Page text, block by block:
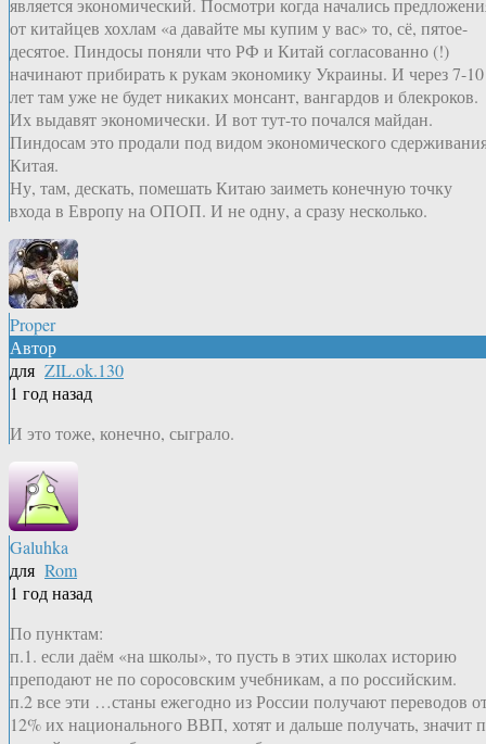
является экономический. Посмотри когда начались
от китайцев хохлам «а давайте мы купим у вас» то, сё, пятое-
десятое. Пиндосы поняли что РФ и Китай согласованно (!)
начинают прибирать к рукам экономику Украины. И через 7-10
лет там уже не будет никаких монсант, вангардов и блекроков.
Их выдавят экономически. И вот тут-то почался майдан.
Пиндосам это продали под видом экономического
Китая.
Ну, там, дескать, помешать Китаю заиметь конечную точку
входа в Европу на ОПОП. И не одну, а сразу несколько.
Proper
Автор
для ZIL.ok.130
1 год назад
И это тоже, конечно, сыграло.
Galuhka
для Rom
1 год назад
По пунктам:
п.1. если даём «на школы», то пусть в этих школах историю
преподают не по соросовским учебникам, а по российским.
п.2 все эти …станы ежегодно из России получают переводов
12% их национального ВВП, хотят и дальше получать, значит